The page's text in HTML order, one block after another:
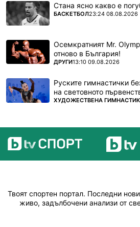
Стана ясно какво е
ПОВЕЧЕ ОТ
БАСКЕТБОЛ23:24 08.08.2026
Осемкратният Mr.
отново в България!
ПОВЕЧЕ ОТ
ДРУГИ13:10 09.08.2026
Руските гимнастички
на световното
ПОВЕЧЕ ОТ
ХУДОЖЕСТВЕНА
Твоят спортен портал. Последни
живо, задълбочени анализи от